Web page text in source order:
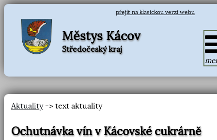
přejít na klasickou verzi webu
Městys Kácov
Středočeský kraj
Aktuality-> text aktuality
Ochutnávka vín v Kácovské cukrárně